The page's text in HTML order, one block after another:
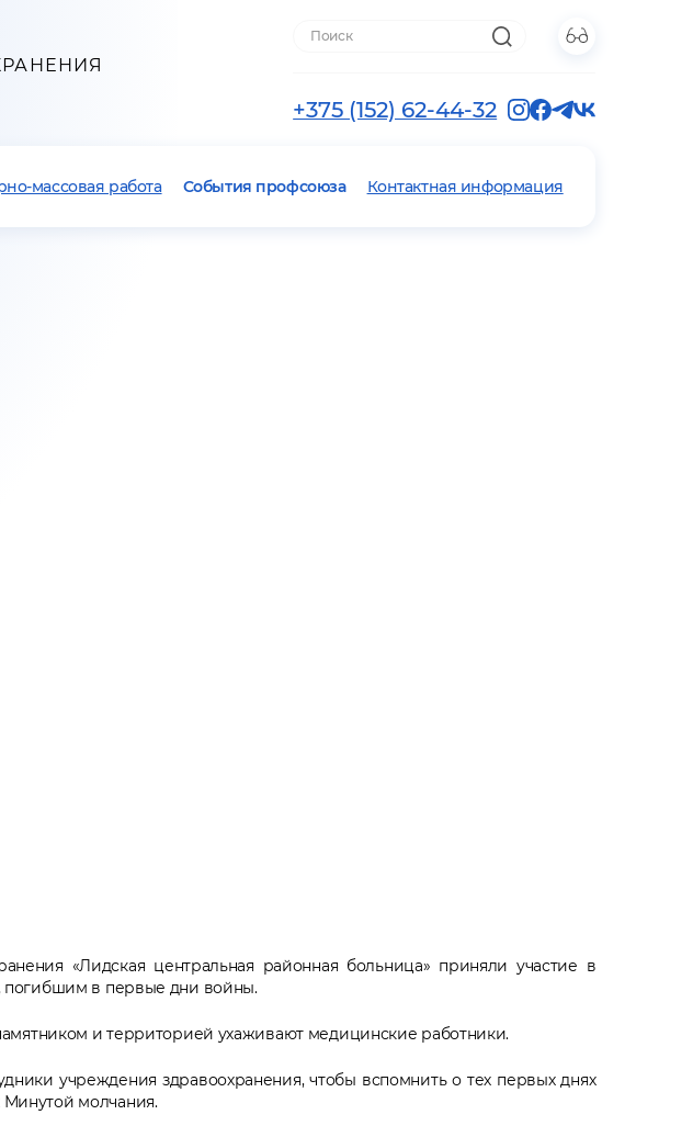
+375 (152) 62-44-32
массовая работа События профсоюза Контактная информация
«Лидская центральная районная больница» приняли участие в
погибшим в первые дни войны.
и территорией ухаживают медицинские работники.
учреждения здравоохранения, чтобы вспомнить о тех первых днях
молчания.